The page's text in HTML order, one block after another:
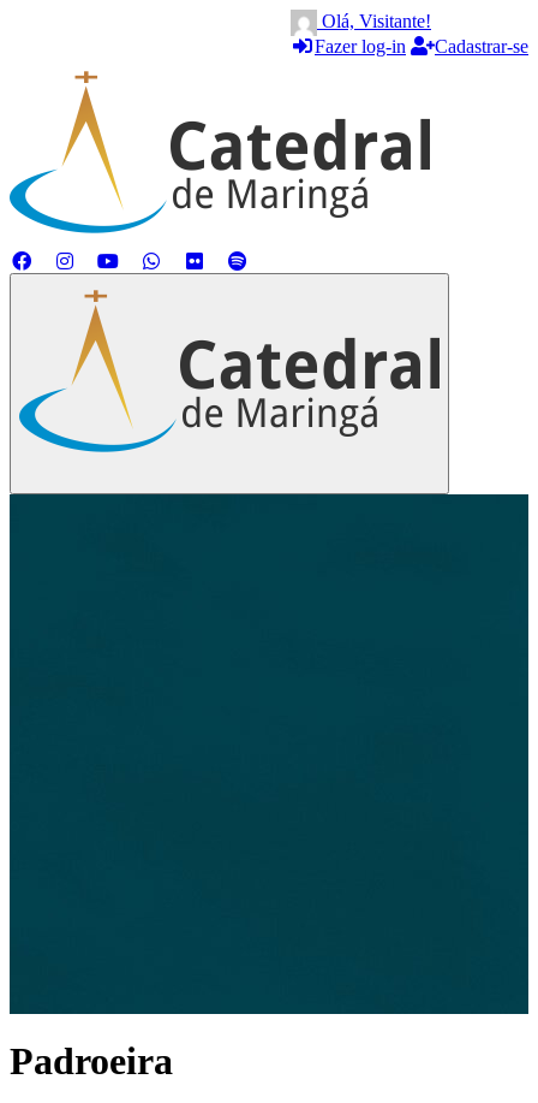
Olá, Visitante!
Fazer log-in
Cadastrar-se
Padroeira